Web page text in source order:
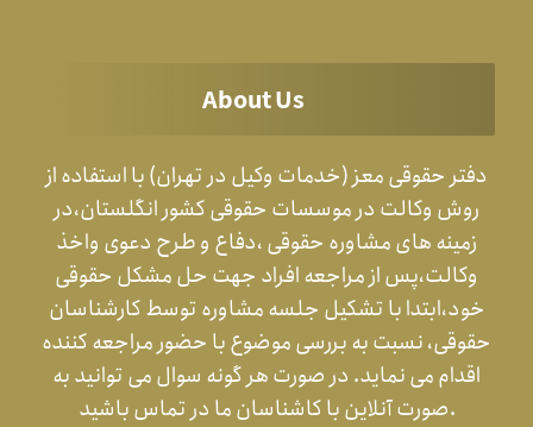
About Us
دفتر حقوقی معز (خدمات وکیل در تهران) با استفاده از
روش وکالت در موسسات حقوقی کشور انگلستان،در
زمینه های مشاوره حقوقی ،دفاع و طرح دعوی واخذ
وکالت،پس از مراجعه افراد جهت حل مشکل حقوقی
خود،ابتدا با تشکیل جلسه مشاوره توسط کارشناسان
حقوقی، نسبت به بررسی موضوع با حضور مراجعه کننده
اقدام می نماید. در صورت هر گونه سوال می توانید به
صورت آنلاین با کاشناسان ما در تماس باشید.